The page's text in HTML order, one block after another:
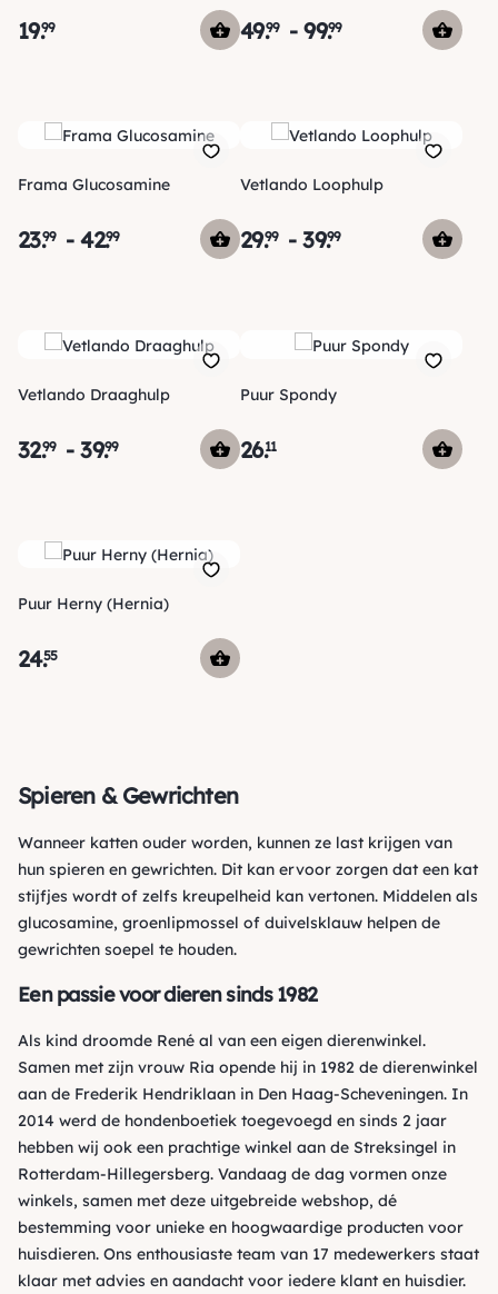
19.99 49.99 -99.99
Frama Glucosamine
23.99 -42.99
Vetlando Loophulp
29.99 -39.99
Vetlando Draaghulp
32.99 -39.99
Puur Spondy
26.11
Puur Herny (Hernia)
24.55
Spieren & Gewrichten
Wanneer katten ouder worden, kunnen ze last krijgen van
hun spieren en gewrichten. Dit kan ervoor zorgen dat een kat
stijfjes wordt of zelfs kreupelheid kan vertonen. Middelen als
glucosamine, groenlipmossel of duivelsklauw helpen de
gewrichten soepel te houden.
Een passie voor dieren sinds 1982
Als kind droomde René al van een eigen dierenwinkel.
Samen met zijn vrouw Ria opende hij in 1982 de dierenwinkel
aan de Frederik Hendriklaan in Den Haag-Scheveningen. In
2014 werd de hondenboetiek toegevoegd en sinds 2 jaar
hebben wij ook een prachtige winkel aan de Streksingel in
Rotterdam-Hillegersberg. Vandaag de dag vormen onze
winkels, samen met deze uitgebreide webshop, dé
bestemming voor unieke en hoogwaardige producten voor
huisdieren. Ons enthousiaste team van 17 medewerkers staat
klaar met advies en aandacht voor iedere klant en huisdier.